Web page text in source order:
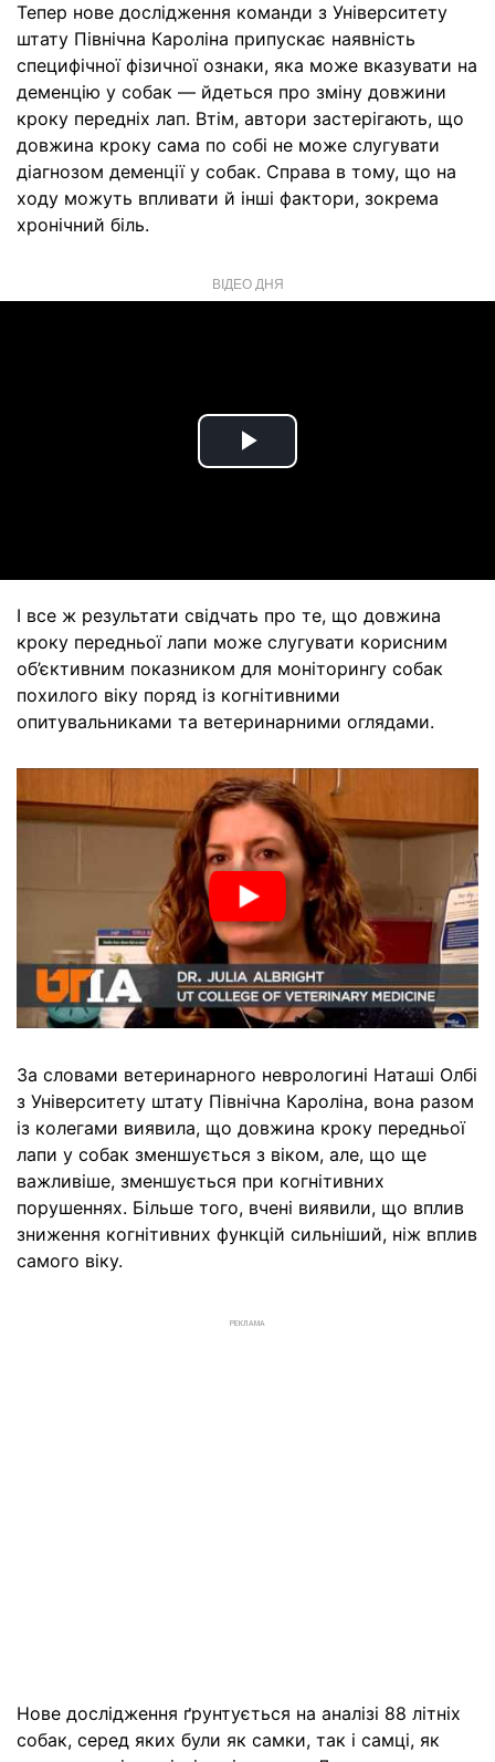
Тепер нове дослідження команди з Університету
штату Північна Кароліна припускає наявність
специфічної фізичної ознаки, яка може вказувати на
деменцію у собак — йдеться про зміну довжини
кроку передніх лап. Втім, автори застерігають, що
довжина кроку сама по собі не може слугувати
діагнозом деменції у собак. Справа в тому, що на
ходу можуть впливати й інші фактори, зокрема
хронічний біль.
ВІДЕО ДНЯ
Play
І все ж результати свідчать про те, що довжина
кроку передньої лапи може слугувати корисним
об’єктивним показником для моніторингу собак
похилого віку поряд із когнітивними
опитувальниками та ветеринарними оглядами.
За словами ветеринарного неврологині Наташі Олбі
з Університету штату Північна Кароліна, вона разом
із колегами виявила, що довжина кроку передньої
лапи у собак зменшується з віком, але, що ще
важливіше, зменшується при когнітивних
порушеннях. Більше того, вчені виявили, що вплив
зниження когнітивних функцій сильніший, ніж вплив
самого віку.
РЕКЛАМА
Нове дослідження ґрунтується на аналізі 88 літніх
собак, серед яких були як самки, так і самці, як